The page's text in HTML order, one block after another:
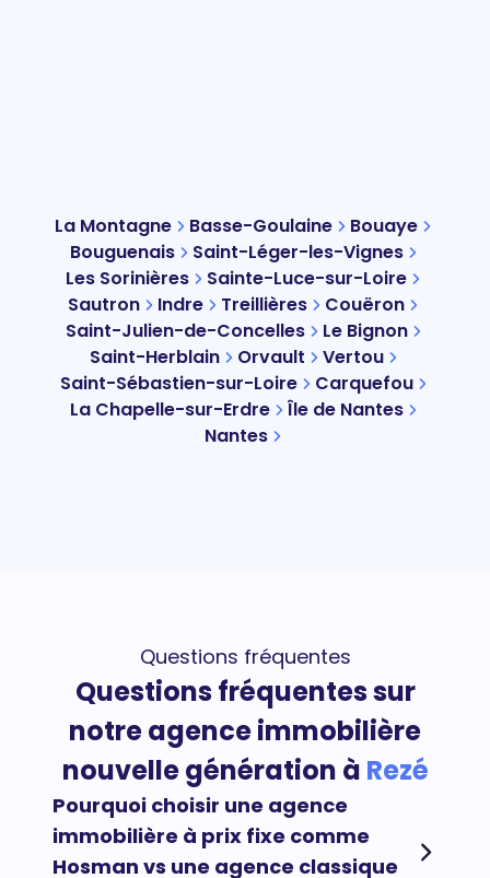
La Montagne Basse-Goulaine
Bouaye
Bouguenais
Saint-Léger-les-Vignes
Les Sorinières
Sainte-Luce-sur-Loire
Sautron
Indre Treillières
Couëron
Saint-Julien-de-Concelles
Le Bignon
Saint-Herblain
Orvault
Vertou
Saint-Sébastien-sur-Loire
Carquefou
La Chapelle-sur-Erdre
Île de Nantes
Nantes
Questions fréquentes
Questions fréquentes sur
notre agence immobilière
nouvelle génération à Rezé
Pourquoi choisir une agence
immobilière à prix fixe comme
Hosman vs une agence classique